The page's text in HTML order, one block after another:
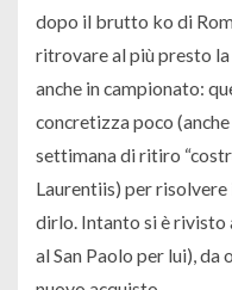
dopo il brutto ko di
ritrovare al più presto
anche in campionato:
concretizza poco
settimana di ritiro
Laurentiis) per
dirlo. Intanto si è rivisto
al San Paolo per lui), da